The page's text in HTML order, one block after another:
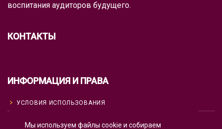
воспитания аудиторов будущего.
КОНТАКТЫ
ИНФОРМАЦИЯ И ПРАВА
УСЛОВИЯ ИСПОЛЬЗОВАНИЯ
ПОЛИТИКА КОНФИДЕНЦИАЛЬНОСТИ
Мы используем файлы cookie и собираем